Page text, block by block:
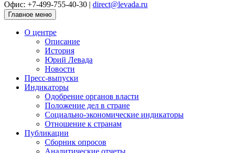
Офис: +7-499-755-40-30 | direct@levada.ru
Главное меню
О центре
Описание
История
Юрий Левада
Новости
Пресс-выпуски
Индикаторы
Одобрение органов власти
Положение дел в стране
Социально-экономические индикаторы
Отношение к странам
Публикации
Сборник опросов
Аналитические отчеты